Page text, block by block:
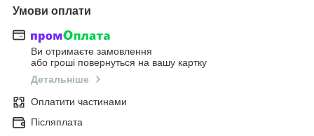
Умови оплати
Ви отримаєте замовлення
або гроші повернуться на вашу картку
Детальніше
Оплатити частинами
Післяплата